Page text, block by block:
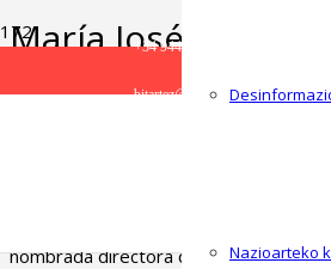
+34 944 986 300
bitartez@ehu.eus
Nazioarteko
María José
la dirección del
nombrada directora del Máster de